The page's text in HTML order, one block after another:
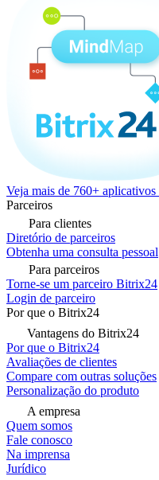
Veja mais de 760+ aplicativos
Parceiros
Para clientes
Diretório de parceiros
Obtenha uma consulta pessoal
Para parceiros
Torne-se um parceiro Bitrix24
Login de parceiro
Por que o Bitrix24
Vantagens do Bitrix24
Por que o Bitrix24
Avaliações de clientes
Compare com outras soluções
Personalização do produto
A empresa
Quem somos
Fale conosco
Na imprensa
Jurídico